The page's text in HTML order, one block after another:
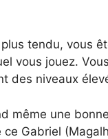
tendu, vous
vous jouez.
des niveaux
même une
Gabriel